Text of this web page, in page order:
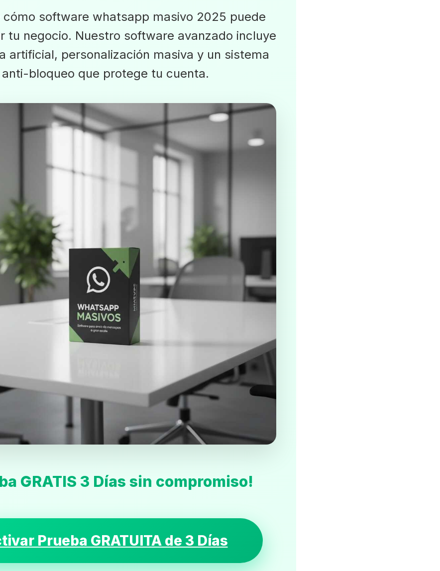
Inicio
Casting
cómo software whatsapp masivo 2025 puede
tu negocio. Nuestro software avanzado incluye
artificial, personalización masiva y un sistema
anti-bloqueo que protege tu cuenta.
GRATIS 3 Días sin compromiso!
Prueba GRATUITA de 3 Días